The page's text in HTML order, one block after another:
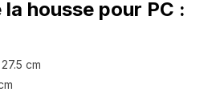
housse pour PC :
cm